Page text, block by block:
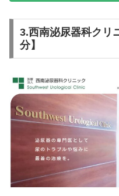
3.西南泌尿器科クリ
分】